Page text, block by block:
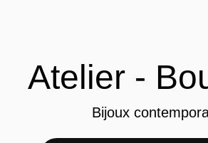
Atelier -
Bijoux